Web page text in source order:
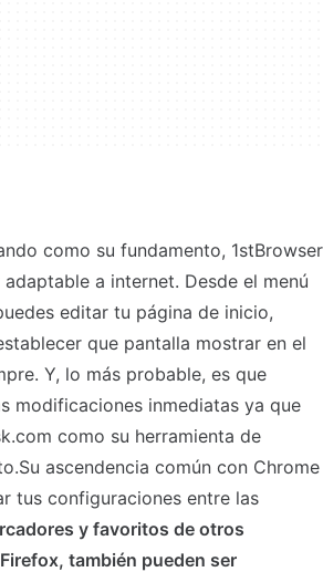
como su fundamento, 1stBrowser
a internet. Desde el menú
editar tu página de inicio,
que pantalla mostrar en el
Y, lo más probable, es que
modificaciones inmediatas ya que
como su herramienta de
ascendencia común con Chrome
tus configuraciones entre las
y favoritos de otros
también pueden ser